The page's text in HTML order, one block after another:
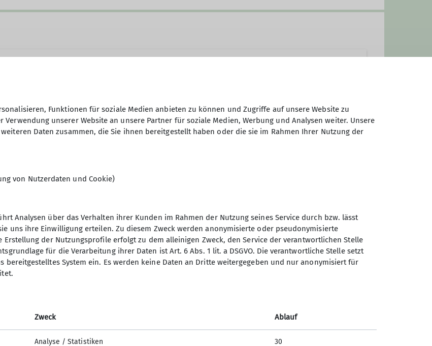
7
Partner
Sektion Teisendorf des
Deutschen Alpenvereins e.V.
Funktionen für soziale Medien anbieten zu können und Zugriffe auf unsere Website zu
unserer Website an unsere Partner für soziale Medien, Werbung und Analysen weiter. Unsere
Daten zusammen, die Sie ihnen bereitgestellt haben oder die sie im Rahmen Ihrer Nutzung der
von Nutzerdaten und Cookie)
Analysen über das Verhalten ihrer Kunden im Rahmen der Nutzung seines Service durch bzw. lässt
uns ihre Einwilligung erteilen. Zu diesem Zweck werden anonymisierte oder pseudonymisierte
Erstellung der Nutzungsprofile erfolgt zu dem alleinigen Zweck, den Service der verantwortlichen Stelle
für die Verarbeitung ihrer Daten ist Art. 6 Abs. 1 lit. a DSGVO. Die verantwortliche Stelle setzt
bereitgestelltes System ein. Es werden keine Daten an Dritte weitergegeben und nur anonymisiert für
Zweck Ablauf
Analyse / Statistiken 30